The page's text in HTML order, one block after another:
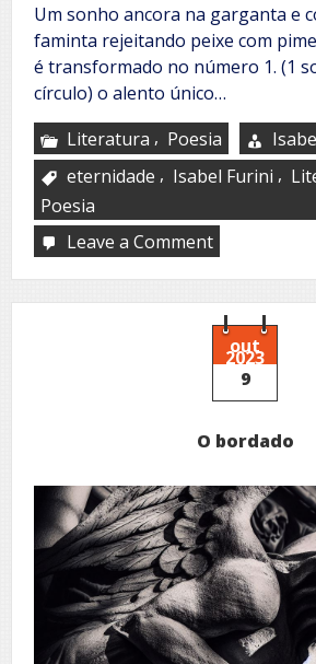
Um sonho ancora na garganta e
faminta rejeitando peixe com
é transformado no número 1. (1
círculo) o alento único…
Literatura , Poesia
eternidade , Isabel Furini ,
Poesia
Leave a Commenton
número
1
–
eternidade
out
2023
9
O bordado